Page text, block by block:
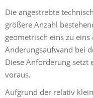
Die angestrebte
größere Anzahl
geometrisch eins zu eins
Änderungsaufwand bei
Diese Anforderung setzt
voraus.
Aufgrund der relativ